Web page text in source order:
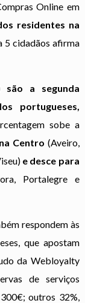
Online em
residentes na
5 cidadãos afirma
são a segunda
portugueses,
sobe a
Centro (Aveiro,
e desce para
Portalegre e
respondem às
que apostam
da Webloyalty
de serviços
outros 32%,